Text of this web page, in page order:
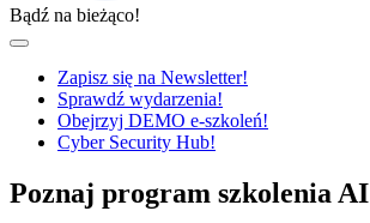
Bądź na bieżąco!
Zapisz się na Newsletter!
Sprawdź wydarzenia!
Obejrzyj DEMO e-szkoleń!
Cyber Security Hub!
Poznaj program szkolenia AI